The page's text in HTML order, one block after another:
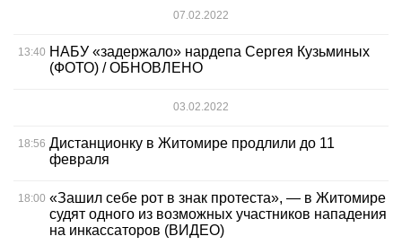
07.02.2022
13:40 НАБУ «задержало» нардепа Сергея Кузьминых
(ФОТО) / ОБНОВЛЕНО
03.02.2022
18:56 Дистанционку в Житомире продлили до 11
февраля
18:00 «Зашил себе рот в знак протеста», — в Житомире
судят одного из возможных участников нападения
на инкассаторов (ВИДЕО)